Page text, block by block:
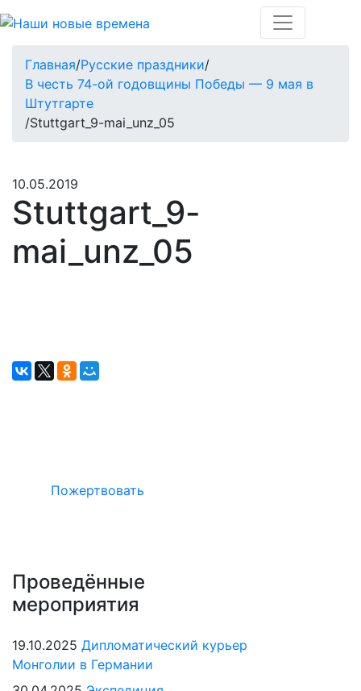
Главная/Русские праздники/
В честь 74-ой годовщины Победы — 9 мая в
Штутгарте
/Stuttgart_9-mai_unz_05
10.05.2019
Stuttgart_9-
mai_unz_05
Пожертвовать
Проведённые
мероприятия
19.10.2025 Дипломатический курьер
Монголии в Германии